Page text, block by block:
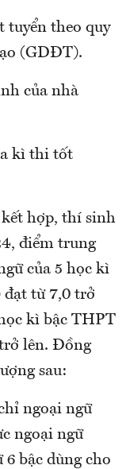
tuyển theo quy
(GDĐT).
của nhà
kì thi tốt
hợp, thí sinh
điểm trung
của 5 học kì
đạt từ 7,0 trở
kì bậc THPT
lên. Đồng
sau:
ngoại ngữ
ngoại ngữ
bậc dùng cho